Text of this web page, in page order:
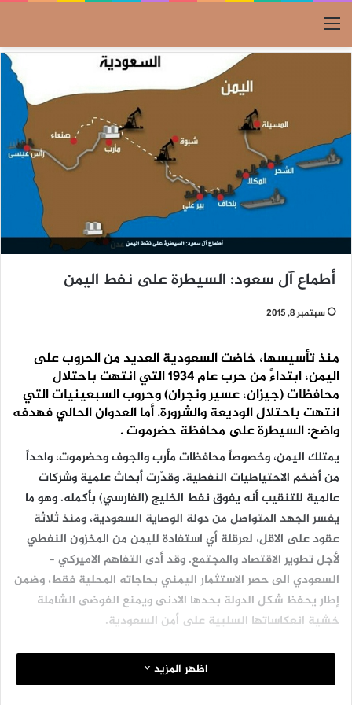
القائمة
أطماع آل سعود: السيطرة على نفط اليمن
سبتمبر 8, 2015
منذ تأسيسها، خاضت السعودية العديد من الحروب على
اليمن، ابتداءً من حرب عام 1934 التي انتهت باحتلال
محافظات (جيزان، عسير ونجران) وحروب السبعينيات التي
انتهت باحتلال الوديعة والشرورة. أما العدوان الحالي فهدفه
واضح: السيطرة على محافظة حضرموت .
يمتلك اليمن، وخصوصاً محافظات مأرب والجوف وحضرموت، واحداً
من أضخم الاحتياطيات النفطية. وقدّرت أبحاث علمية وشركات
عالمية للتنقيب أنه يفوق نفط الخليج (الفارسي) بأكمله. وهو ما
يفسر الجهد المتواصل من دولة الوصاية السعودية، ومنذ ثلاثة
عقود على الاقل، لعرقلة أي استفادة لليمن من المخزون النفطي
لأجل تطوير الاقتصاد والمجتمع. وقد أدى التفاهم الاميركي –
السعودي الى حصر الاستثمار اليمني بحاجاته المحلية فقط، وضمن
إطار يحفظ شكل الدولة بحدها الادنى ويمنع الفوضى الشاملة
خشية انعكاساتها السلبية على أمن السعودية.
يروي مرجع يمني سابق لـ«الأخبار» أن شركة أجيب النفطية
الايطالية حصلت عام 1979 على امتياز حق العمل في شرق اليمن،
اظهر المزيد